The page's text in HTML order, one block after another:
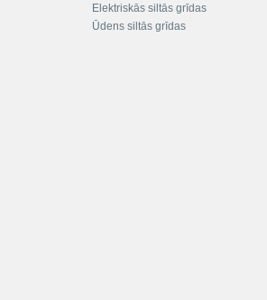
Elektriskās siltās grīdas
Ūdens siltās grīdas